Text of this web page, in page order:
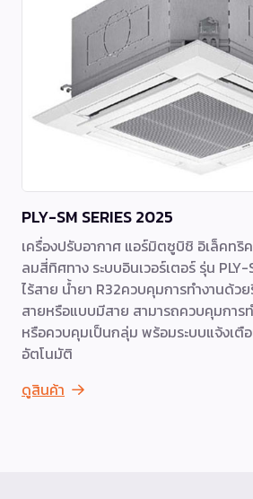
PLY-SM SERIES 2025
เครื่องปรับอากาศ แอร์มิตซูบิชิ อิเล็คทริ
ลมสี่ทิศทาง ระบบอินเวอร์เตอร์ รุ่น
ไร้สาย น้ำยา R32ควบคุมการทำงานด้ว
สายหรือแบบมีสาย สามารถควบคุมการ
หรือควบคุมเป็นกลุ่ม พร้อมระบบแจ้งเตื
อัตโนมัติ
ดูสินค้า